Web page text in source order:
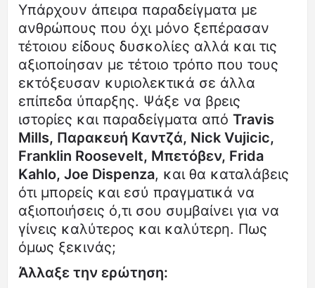
Υπάρχουν άπειρα παραδείγματα με
ανθρώπους που όχι μόνο ξεπέρασαν
τέτοιου είδους δυσκολίες αλλά και τις
αξιοποίησαν με τέτοιο τρόπο που τους
εκτόξευσαν κυριολεκτικά σε άλλα
επίπεδα ύπαρξης. Ψάξε να βρεις
ιστορίες και παραδείγματα από Travis
Mills, Παρακευή Καντζά, Nick Vujicic,
Franklin Roosevelt, Μπετόβεν, Frida
Kahlo, Joe Dispenza, και θα καταλάβεις
ότι μπορείς και εσύ πραγματικά να
αξιοποιήσεις ό,τι σου συμβαίνει για να
γίνεις καλύτερος και καλύτερη. Πως
όμως ξεκινάς;
Άλλαξε την ερώτηση: